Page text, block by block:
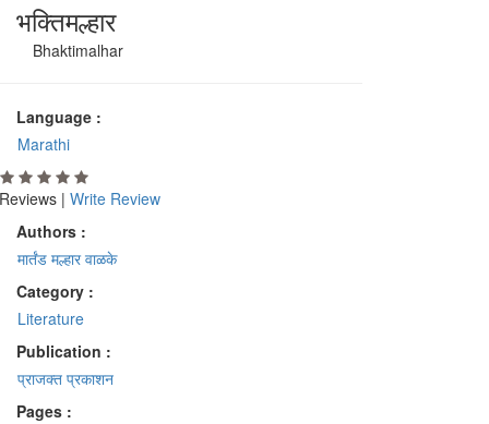
भक्तिमल्हार
Bhaktimalhar
Language :
Marathi
| Write Review
Authors :
मार्तंड मल्हार वाळके
Category :
Literature
Publication :
प्राजक्त प्रकाशन
Pages :